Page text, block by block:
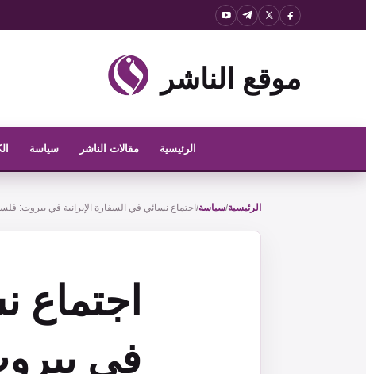
موقع الناشر
الرئيسية مقالات الناشر سياسة
الرئيسية/سياسة/ اجتماع نسائي في السفارة الإيرانية في بيروت:
اجتماع
في